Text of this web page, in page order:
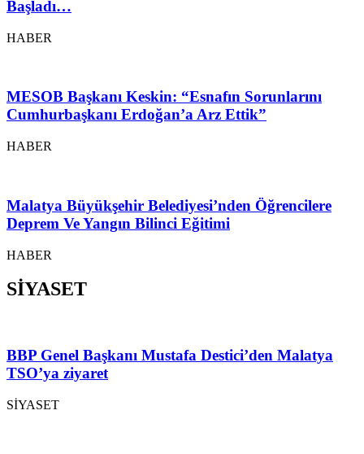
Başladı…
HABER
MESOB Başkanı Keskin: “Esnafın Sorunlarını
Cumhurbaşkanı Erdoğan’a Arz Ettik”
HABER
Malatya Büyükşehir Belediyesi’nden Öğrencilere
Deprem Ve Yangın Bilinci Eğitimi
HABER
SİYASET
BBP Genel Başkanı Mustafa Destici’den Malatya
TSO’ya ziyaret
SİYASET